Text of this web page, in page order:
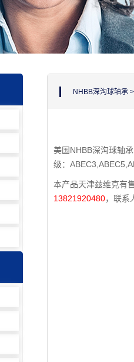
NHBB深沟球轴承
美国NHBB深沟球轴
级：
本产品天津兹维克有
13821920480，联系